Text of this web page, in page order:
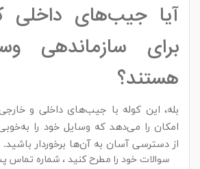
آیا جیب‌های داخلی
برای سازماندهی
هستند؟
بله، این کوله با جیب‌های داخلی و
امکان را می‌دهد که وسایل خود را
از دسترسی آسان به آن‌ها برخوردار باشید.
سوالات خود را مطرح کنید ، شماره تماس